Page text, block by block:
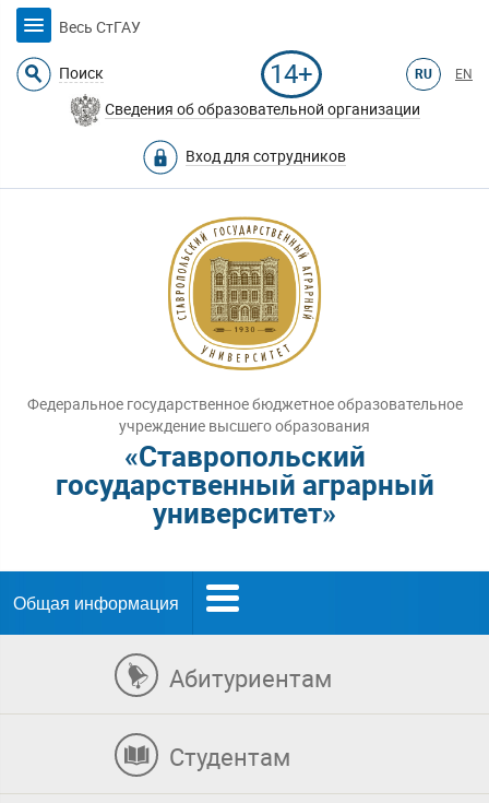
Весь СтГАУ
Поиск 14+ RU EN
Сведения об образовательной организации
Вход для сотрудников
Федеральное государственное бюджетное образовательное
учреждение высшего образования
«Ставропольский
государственный аграрный
университет»
Общая информация
Абитуриентам
Студентам